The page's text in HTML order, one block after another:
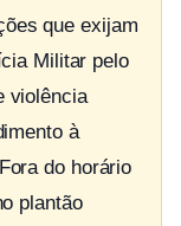
que exijam
Militar pelo
violência
à
do horário
plantão